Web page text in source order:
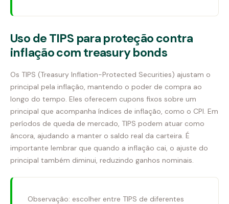
Uso de TIPS para proteção contra
inflação com treasury bonds
Os TIPS (Treasury Inflation-Protected Securities) ajustam o
principal pela inflação, mantendo o poder de compra ao
longo do tempo. Eles oferecem cupons fixos sobre um
principal que acompanha índices de inflação, como o CPI. Em
períodos de queda de mercado, TIPS podem atuar como
âncora, ajudando a manter o saldo real da carteira. É
importante lembrar que quando a inflação cai, o ajuste do
principal também diminui, reduzindo ganhos nominais.
Observação: escolher entre TIPS de diferentes